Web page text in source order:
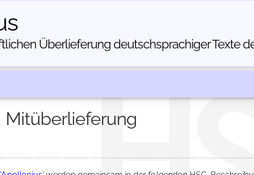
Über­lieferung deutschsprachiger Texte
Mitüberlieferung